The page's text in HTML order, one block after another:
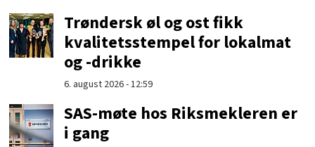
Trøndersk øl og ost fikk
kvalitetsstempel for lokalmat
og -drikke
6. august 2026 - 12:59
SAS-møte hos Riksmekleren er
i gang